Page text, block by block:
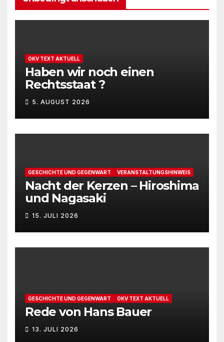
OKV TEXT AKTUELL
Haben wir noch einen
Rechtsstaat ?
5. AUGUST 2026
GESCHICHTE UND GEGENWART VERANSTALTUNGSHINWEIS
Nacht der Kerzen – Hiroshima
und Nagasaki
15. JULI 2026
GESCHICHTE UND GEGENWART OKV TEXT AKTUELL
Rede von Hans Bauer
13. JULI 2026